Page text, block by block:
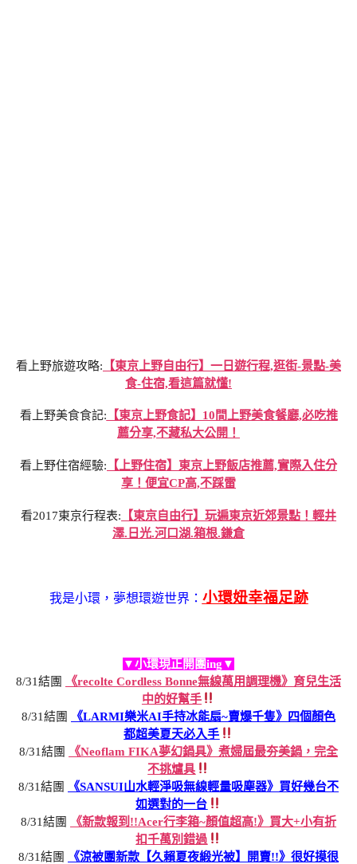
看上野旅遊攻略: 【東京上野自由行】一日遊行程,逛街-景點-美
食-住宿,看這篇就懂!
看上野美食食記: 【東京上野食記】10間上野美食餐廳,必吃推
薦分享,不藏私大公開！
看上野住宿經驗: 【上野住宿】東京上野飯店推薦,實際入住分
享！便宜CP高,不踩雷
看2017東京行程表: 【東京自由行】玩遍東京近郊景點！輕井
澤.日光.河口湖.箱根.鎌倉
我是小環，夢想環遊世界： 小環妞幸福足跡
▼小環現正開團ing▼
8/31結團
《recolte Cordless Bonne無線萬用調理機》育兒生活
中的好幫手
8/31結團
《LARMI樂米AI手持冰能扇~賣爆千隻》四個顏色
都超美夏天必入手
8/31結團
《Neoflam FIKA夢幻鍋具》煮婦屆最夯美鍋，完全
不挑爐具
8/31結團
《SANSUI山水輕淨吸無線輕量吸塵器》買好幾台不
如選對的一台
8/31結團
《新款報到!!Acer行李箱~顏值超高!》買大+小有折
扣千萬別錯過
8/31結團
《涼被團新款【久賴夏夜緞光被】開賣!!》很好摸很